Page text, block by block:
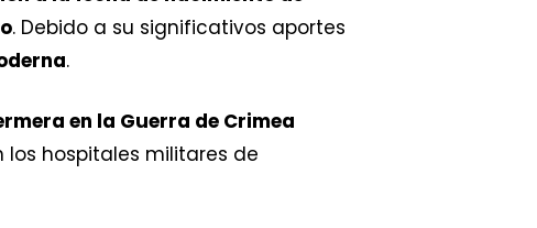
. Debido a su significativos aportes
.
en la Guerra de Crimea
los hospitales militares de